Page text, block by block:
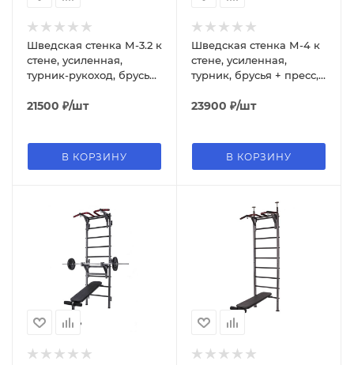
Шведская стенка М-3.2 к
стене, усиленная,
турник-рукоход, брусья
21500 ₽/шт
В КОРЗИНУ
Шведская стенка М-4 к
стене, усиленная,
турник, брусья + пресс,
штанги
23900 ₽/шт
В КОРЗИНУ